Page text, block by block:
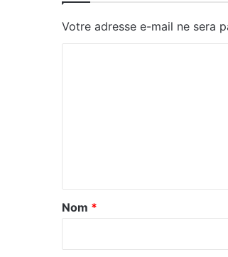
Votre adresse e-mail ne sera
a
Nom *